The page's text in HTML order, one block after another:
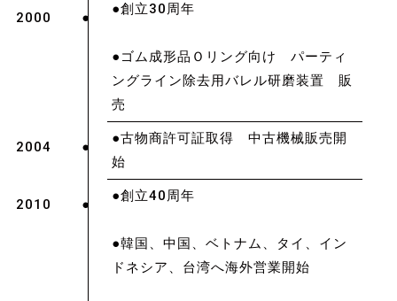
2000
●創立30周年
●ゴム成形品Ｏリング向け パーティ
ングライン除去用バレル研磨装置 販
売
2004
●古物商許可証取得 中古機械販売開
始
2010
●創立40周年
●韓国、中国、ベトナム、タイ、イン
ドネシア、台湾へ海外営業開始